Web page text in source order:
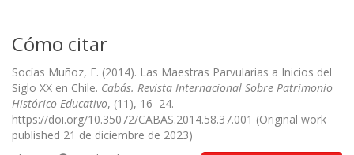
Cómo citar
Socías Muñoz, E. (2014). Las Maestras Parvularias a Inicios del
Siglo XX en Chile. Cabás. Revista Internacional Sobre Patrimonio
Histórico-Educativo, (11), 16–24.
https://doi.org/10.35072/CABAS.2014.58.37.001 (Original work
published 21 de diciembre de 2023)